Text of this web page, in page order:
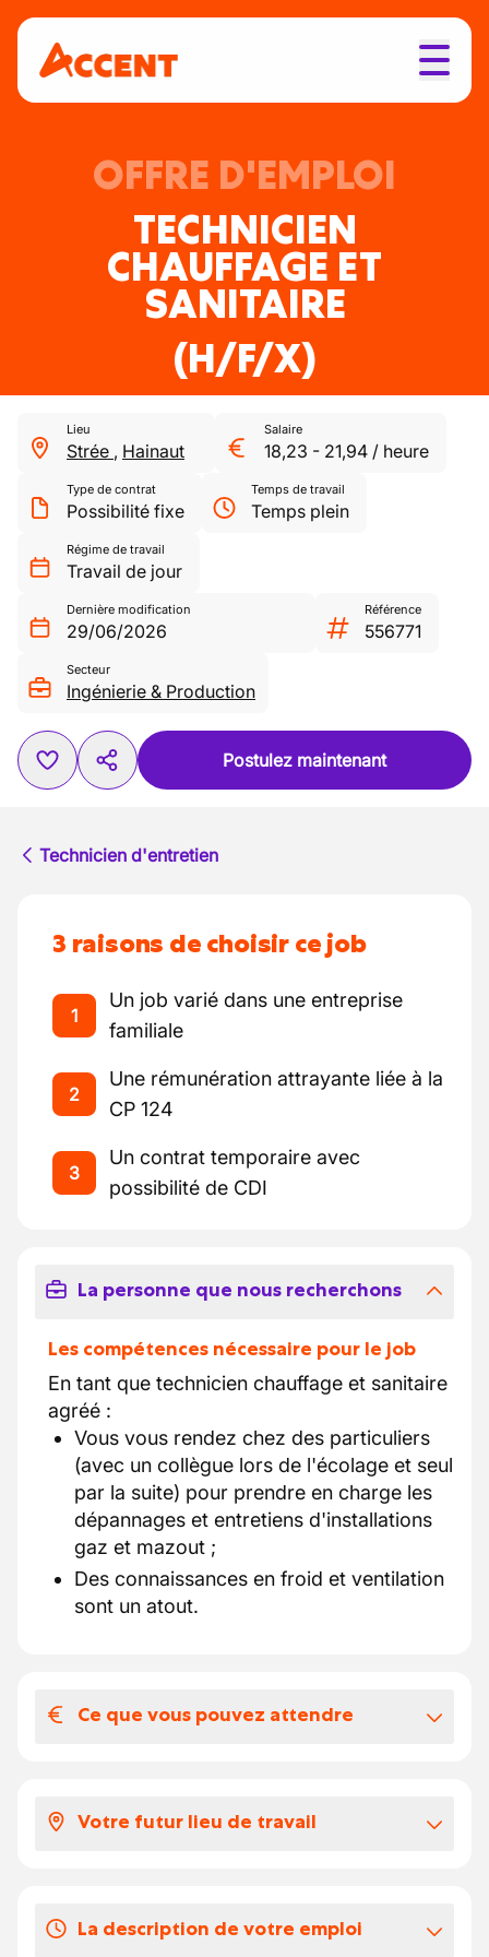
OFFRE D'EMPLOI
TECHNICIEN
CHAUFFAGE ET
SANITAIRE
(H/F/X)
Lieu
Strée , Hainaut
Salaire
18,23 - 21,94 / heure
Type de contrat
Possibilité fixe
Temps de travail
Temps plein
Régime de travail
Travail de jour
Dernière modification
29/06/2026
Référence
556771
Secteur
Ingénierie & Production
Postulez maintenant
Technicien d'entretien
3 raisons de choisir ce job
1
Un job varié dans une entreprise
familiale
2
Une rémunération attrayante liée à la
CP 124
3
Un contrat temporaire avec
possibilité de CDI
La personne que nous recherchons
Les compétences nécessaire pour le job
En tant que technicien chauffage et sanitaire
agréé :
Vous vous rendez chez des particuliers
(avec un collègue lors de l'écolage et seul
par la suite) pour prendre en charge les
dépannages et entretiens d'installations
gaz et mazout ;
Des connaissances en froid et ventilation
sont un atout.
Ce que vous pouvez attendre
Voici à quoi ressemble votre package:
vous recevez des écochèques de 115€/an
Votre futur lieu de travail
équipe sur du long terme. Ils travaillent
La description de votre emploi